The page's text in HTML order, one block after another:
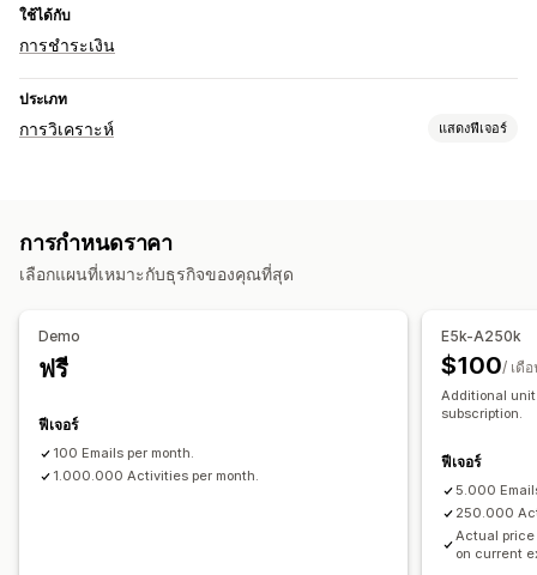
ใช้ได้กับ
การชำระเงิน
ประเภท
การวิเคราะห์ แสดงฟีเจอร์
การติดตามเหตุการณ์
มูลค่าตลอดอายุการใช้งาน (LTV)
การวิเคราะห์การชำระเงิน
ภาพและรายงาน
รายงานที่กำหนดเอง
การวิเคราะห์ในอดีต
การกำหนดราคา
เลือกแผนที่เหมาะกับธุรกิจของคุณที่สุด
Demo
ฟรี
ฟีเจอร์
100 Emails per month.
1.000.000 Activities per month.
E5k-A250k
$100/ เดื
Additional
subscription.
ฟีเจอร์
5.000
250.000
Actual price
on current